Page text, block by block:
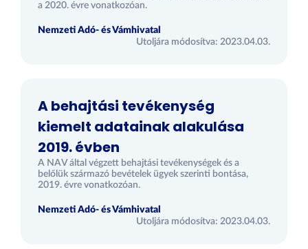
a 2020. évre vonatkozóan.
Nemzeti Adó- és Vámhivatal
Utoljára módosítva: 2023.04.03.
A behajtási tevékenység
kiemelt adatainak alakulása
2019. évben
A NAV által végzett behajtási tevékenységek és a
belőlük származó bevételek ügyek szerinti bontása,
2019. évre vonatkozóan.
Nemzeti Adó- és Vámhivatal
Utoljára módosítva: 2023.04.03.